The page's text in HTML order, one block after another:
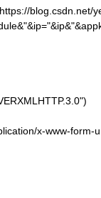
blog.csdn.net/
x-www-form-